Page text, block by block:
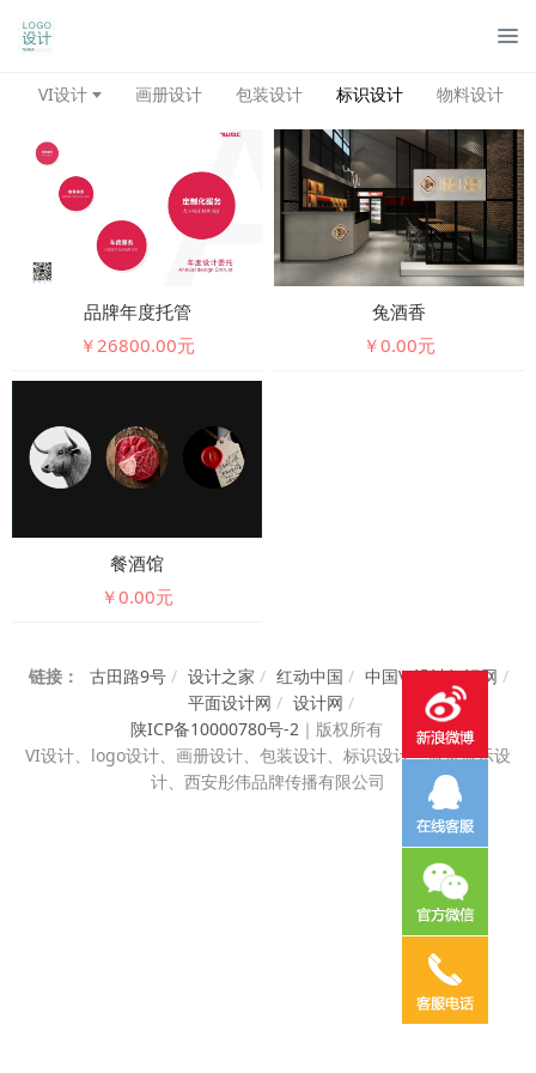
VI设计 画册设计 包装设计 标识设计 物料设计
品牌年度托管
￥26800.00元
兔酒香
￥0.00元
餐酒馆
￥0.00元
链接： 古田路9号 / 设计之家 / 红动中国 / 中国VI设计知识网 /
平面设计网 / 设计网 /
陕ICP备10000780号-2 ｜ 版权所有
VI设计、 logo设计、画册设计、包装设计、标识设计、展览展示设
计、西安彤伟品牌传播有限公司